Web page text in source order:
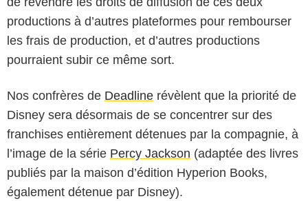
productions à d’autres plateformes pour rembourser
les frais de production, et d’autres productions
pourraient subir ce même sort.
Nos confrères de Deadline révèlent que la priorité de
Disney sera désormais de se concentrer sur des
franchises entièrement détenues par la compagnie, à
l’image de la série Percy Jackson (adaptée des livres
publiés par la maison d’édition Hyperion Books,
également détenue par Disney).